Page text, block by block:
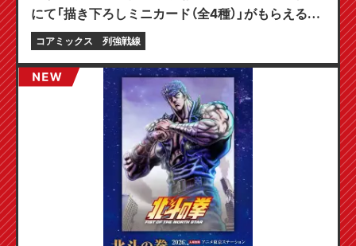
にて「描き下ろしミニカード（全4種）」がもらえる限
定フェアが8月20日より開催決定！
コアミックス 列強戦線